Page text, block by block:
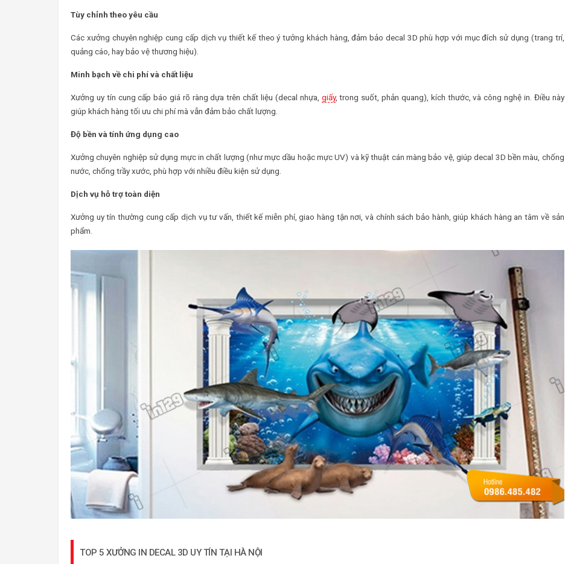
Tùy chỉnh theo yêu cầu
Các xưởng chuyên nghiệp cung cấp dịch vụ thiết kế theo ý tưởng khách hàng, đảm bảo decal 3D phù hợp với mục đích sử dụng (trang trí,
quảng cáo, hay bảo vệ thương hiệu).
Minh bạch về chi phí và chất liệu
Xưởng uy tín cung cấp báo giá rõ ràng dựa trên chất liệu (decal nhựa, giấy, trong suốt, phản quang), kích thước, và công nghệ in. Điều này
giúp khách hàng tối ưu chi phí mà vẫn đảm bảo chất lượng.
Độ bền và tính ứng dụng cao
Xưởng chuyên nghiệp sử dụng mực in chất lượng (như mực dầu hoặc mực UV) và kỹ thuật cán màng bảo vệ, giúp decal 3D bền màu, chống
nước, chống trầy xước, phù hợp với nhiều điều kiện sử dụng.
Dịch vụ hỗ trợ toàn diện
Xưởng uy tín thường cung cấp dịch vụ tư vấn, thiết kế miễn phí, giao hàng tận nơi, và chính sách bảo hành, giúp khách hàng an tâm về sản
phẩm.
TOP 5 XƯỞNG IN DECAL 3D UY TÍN TẠI HÀ NỘI